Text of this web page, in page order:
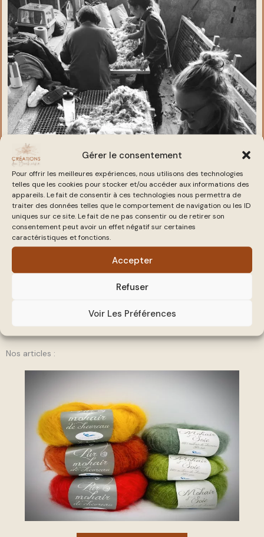
Gérer le consentement
Pour offrir les meilleures expériences, nous utilisons des technologies
telles que les cookies pour stocker et/ou accéder aux informations des
appareils. Le fait de consentir à ces technologies nous permettra de
traiter des données telles que le comportement de navigation ou les ID
uniques sur ce site. Le fait de ne pas consentir ou de retirer son
consentement peut avoir un effet négatif sur certaines
caractéristiques et fonctions.
Accepter
Refuser
Voir Les Préférences
Nos articles :